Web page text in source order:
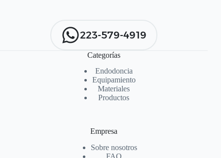
223-579-4919
Categorías
Endodoncia
Equipamiento
Materiales
Productos
Empresa
Sobre nosotros